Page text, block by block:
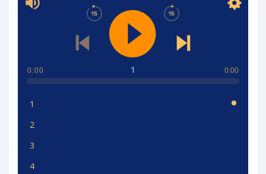
1
0:00 0:00
1
2
3
4